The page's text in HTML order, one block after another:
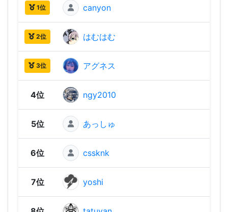
1位 canyon
2位 はむはむ
3位 アグネス
4位 ngy2010
5位 あっしゅ
6位 cssknk
7位 yoshi